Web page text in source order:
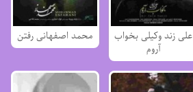
علی زند وکیلی بخواب
آروم
محمد اصفهانی رفتن